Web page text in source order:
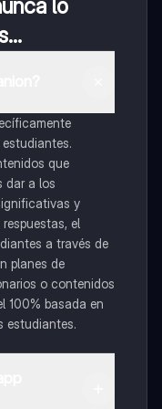
lo
que
dar a los
y
el
a través de
planes de
o contenidos
100% basada en
estudiantes.